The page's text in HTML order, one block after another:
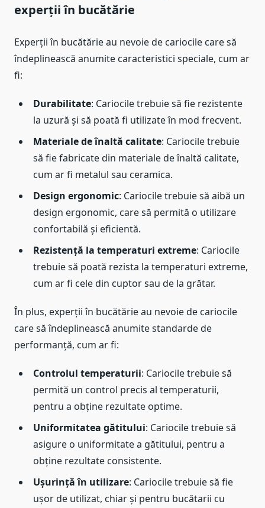
experții în bucătărie
Experții în bucătărie au nevoie de cariocile care să
îndeplinească anumite caracteristici speciale, cum ar
fi:
Durabilitate: Cariocile trebuie să fie rezistente
la uzură și să poată fi utilizate în mod frecvent.
Materiale de înaltă calitate: Cariocile trebuie
să fie fabricate din materiale de înaltă calitate,
cum ar fi metalul sau ceramica.
Design ergonomic: Cariocile trebuie să aibă un
design ergonomic, care să permită o utilizare
confortabilă și eficientă.
Rezistență la temperaturi extreme: Cariocile
trebuie să poată rezista la temperaturi extreme,
cum ar fi cele din cuptor sau de la grătar.
În plus, experții în bucătărie au nevoie de cariocile
care să îndeplinească anumite standarde de
performanță, cum ar fi:
Controlul temperaturii: Cariocile trebuie să
permită un control precis al temperaturii,
pentru a obține rezultate optime.
Uniformitatea gătitului: Cariocile trebuie să
asigure o uniformitate a gătitului, pentru a
obține rezultate consistente.
Ușurință în utilizare: Cariocile trebuie să fie
ușor de utilizat, chiar și pentru bucătarii cu